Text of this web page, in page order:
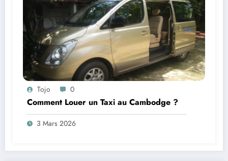
Tojo 0
Comment Louer un Taxi au Cambodge ?
3 Mars 2026